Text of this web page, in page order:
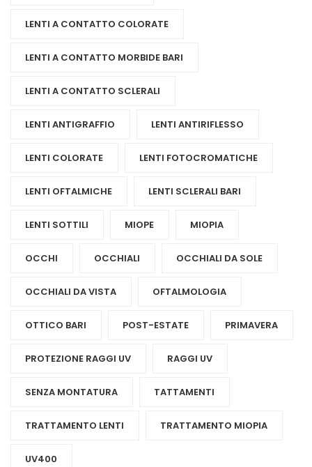
LENTI A CONTATTO COLORATE
LENTI A CONTATTO MORBIDE BARI
LENTI A CONTATTO SCLERALI
LENTI ANTIGRAFFIO LENTI ANTIRIFLESSO
LENTI COLORATE LENTI FOTOCROMATICHE
LENTI OFTALMICHE LENTI SCLERALI BARI
LENTI SOTTILI MIOPE MIOPIA
OCCHI OCCHIALI OCCHIALI DA SOLE
OCCHIALI DA VISTA OFTALMOLOGIA
OTTICO BARI POST-ESTATE PRIMAVERA
PROTEZIONE RAGGI UV RAGGI UV
SENZA MONTATURA TATTAMENTI
TRATTAMENTO LENTI TRATTAMENTO MIOPIA
UV400